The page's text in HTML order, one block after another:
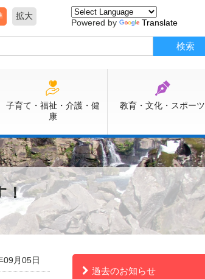
拡大
Powered by Translate
子育て・福祉・介護・健
康
教育・文化・スポーツ
！
09月05日
過去のお知らせ